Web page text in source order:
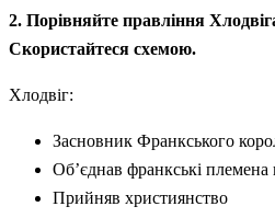
2. Порівняйте правління
Скористайтеся схемою.
Хлодвіг:
Засновник Франкського
Об’єднав франкські
Прийняв християнство